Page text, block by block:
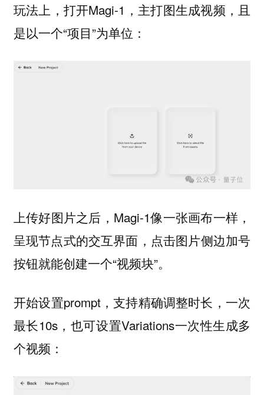
玩法上，打开Magi-1，主打图生成视频，且
是以一个“项目”为单位：
上传好图片之后，Magi-1像一张画布一样，
呈现节点式的交互界面，点击图片侧边加号
按钮就能创建一个“视频块”。
开始设置prompt，支持精确调整时长，一次
最长10s，也可设置Variations一次性生成多
个视频：